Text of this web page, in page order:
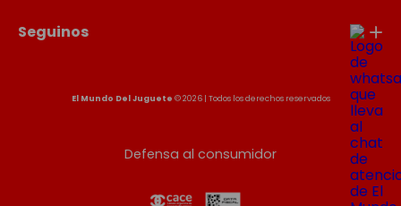
Seguinos
El Mundo Del Juguete © 2026 | Todos los derechos reservados
Defensa al consumidor